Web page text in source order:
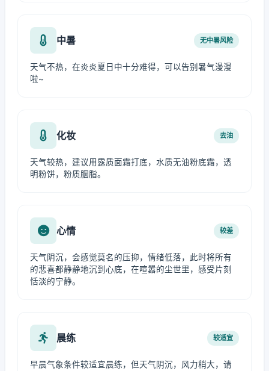
中暑 无中暑风险
天气不热，在炎炎夏日中十分难得，可以告别暑气漫漫
啦~
化妆 去油
天气较热，建议用露质面霜打底，水质无油粉底霜，透
明粉饼，粉质胭脂。
心情 较差
天气阴沉，会感觉莫名的压抑，情绪低落，此时将所有
的悲喜都静静地沉到心底，在喧嚣的尘世里，感受片刻
恬淡的宁静。
晨练 较适宜
早晨气象条件较适宜晨练，但天气阴沉，风力稍大，请